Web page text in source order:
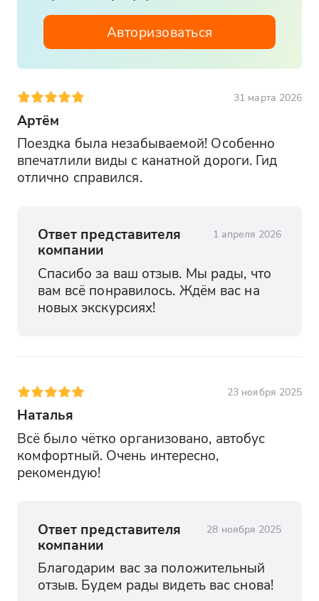
Время указанное в тайминге является
ориентировочным, может меняться в
связи с дорожной ситуацией и
скоростью движения группы по
Все аттракционы на плато горы и
объекты, предусмотренные в составе
экскурсии, посещаются на выбор и
входные билеты в них оплачиваются
отдельно. Цены в течение сезона
Если есть льготы и они
распространяются на данный объект
при себе необходимо иметь
подтверждающие документы
Если Вы хотите ограничиться
Авторизоваться
31 марта 2026
Артём
Поездка была незабываемой! Особенно
впечатлили виды с канатной дороги. Гид
отлично справился.
Ответ представителя
компании
1 апреля 2026
Спасибо за ваш отзыв. Мы рады, что
вам всё понравилось. Ждём вас на
новых экскурсиях!
23 ноября 2025
Наталья
Всё было чётко организовано, автобус
комфортный. Очень интересно,
рекомендую!
Ответ представителя
компании
28 ноября 2025
Благодарим вас за положительный
отзыв. Будем рады видеть вас снова!